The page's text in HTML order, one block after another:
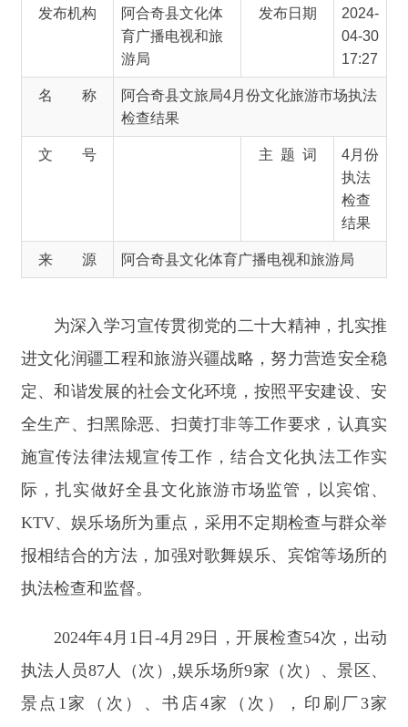
名 称
阿合奇县文旅局4月份文化旅游市场执法
检查结果
检查
来 源 阿合奇县文化体育广播电视和旅游局
深入学习宣传贯彻党的二十大精神，扎实推
进文化润疆工程和旅游兴疆战略，努力营造安全稳
施宣传法律法规宣传工作，结合文化执法工作实
际，扎实做好全县文化旅游市场监管，以宾馆、
KTV、娱乐场所为重点，采用不定期检查与群众举
报相结合的方法，加强对歌舞娱乐、宾馆等场所
的
执法检查和监督。
2024年4月1日-4月29日，开展检查54 次，出动
执法人员87人（次）,娱乐场所9家（次）、景区、
景点1家（次）、 书店4家（次），印刷厂3家
（次），打字复印店25
隐患突出问题和违规违法问题。
分享: